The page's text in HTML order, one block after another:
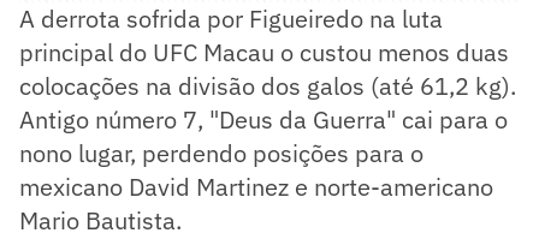
A derrota sofrida por Figueiredo na luta
principal do UFC Macau o custou menos duas
colocações na divisão dos galos (até 61,2 kg).
Antigo número 7, "Deus da Guerra" cai para o
nono lugar, perdendo posições para o
mexicano David Martinez e norte-americano
Mario Bautista.